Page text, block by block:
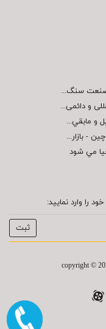
و دائمی...
- بازار...
مي شود
را وارد نمایید:
copyright ©